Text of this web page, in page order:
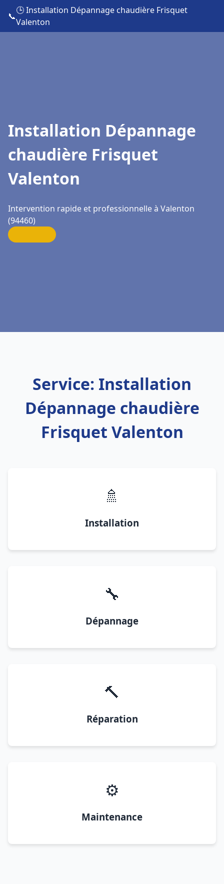
📞
🕒 Installation Dépannage chaudière Frisquet
Valenton
Installation Dépannage
chaudière Frisquet
Valenton
Intervention rapide et professionnelle à Valenton
(94460)
Service: Installation
Dépannage chaudière
Frisquet Valenton
🚿
Installation
🔧
Dépannage
🔨
Réparation
⚙️
Maintenance